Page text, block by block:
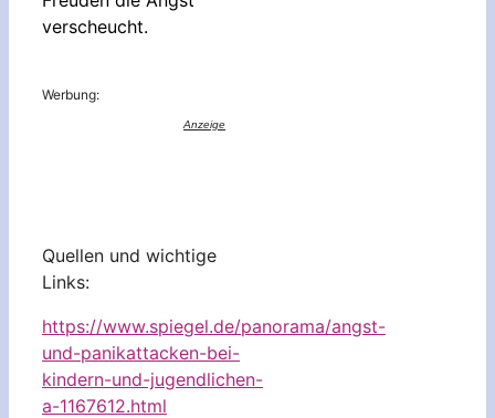
verscheucht.
Werbung:
Quellen und wichtige
Links:
https://www.spiegel.de/panorama/angst-
und-panikattacken-bei-
kindern-und-jugendlichen-
a-1167612.html